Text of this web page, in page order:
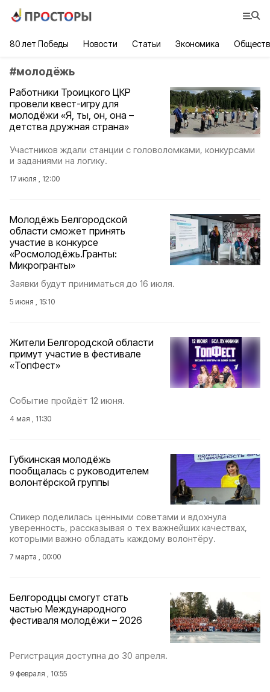
80 лет Победы Новости Статьи Экономика
#молодёжь
Работники Троицкого ЦКР
провели квест-игру для
молодёжи «Я, ты, он, она –
детства дружная страна»
Участников ждали станции с головоломками, конкурсами
и заданиями на логику.
17 июля , 12:00
Молодёжь Белгородской
области сможет принять
участие в конкурсе
«Росмолодёжь.Гранты:
Микрогранты»
Заявки будут приниматься до 16 июля.
5 июня , 15:10
Жители Белгородской области
примут участие в фестивале
«ТопФест»
Событие пройдёт 12 июня.
4 мая , 11:30
Губкинская молодёжь
пообщалась с руководителем
волонтёрской группы
Спикер поделилась ценными советами и вдохнула
уверенность, рассказывая о тех важнейших качествах,
которыми важно обладать каждому волонтёру.
7 марта , 00:00
Белгородцы смогут стать
частью Международного
фестиваля молодёжи – 2026
Регистрация доступна до 30 апреля.
9 февраля , 10:55